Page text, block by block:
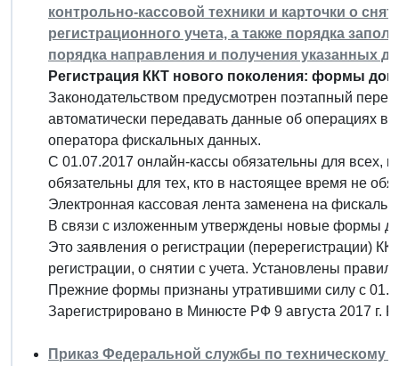
контрольно-кассовой техники и карточки о
регистрационного учета, а также порядка
порядка направления и получения указанных
Регистрация ККТ нового поколения: формы
Законодательством предусмотрен поэтапный
автоматически передавать данные об операциях
оператора фискальных данных.
С 01.07.2017 онлайн-кассы обязательны для всех,
обязательны для тех, кто в настоящее время не
Электронная кассовая лента заменена на
В связи с изложенным утверждены новые формы
Это заявления о регистрации (перерегистрации)
регистрации, о снятии с учета. Установлены
Прежние формы признаны утратившими силу с
Зарегистрировано в Минюсте РФ 9 августа 2017 г.
Приказ Федеральной службы по техническому